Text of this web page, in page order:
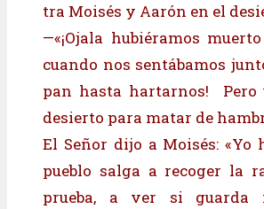
tra Moisés y Aarón en el
—«¡Ojala hubiéramos
cuando nos sentábamos
pan hasta hartarnos! Pero
desierto para matar de
El Señor dijo a Moisés:
pueblo salga a recoger la
prueba, a ver si